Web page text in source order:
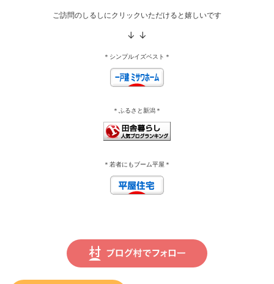
ご訪問のしるしにクリックいただけると嬉しいです
↓ ↓
＊シンプルイズベスト＊
＊ふるさと新潟＊
＊若者にもブーム平屋＊